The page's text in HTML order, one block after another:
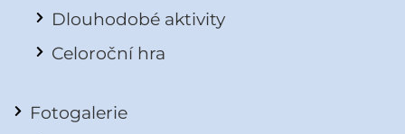
Dlouhodobé aktivity
Celoroční hra
Fotogalerie